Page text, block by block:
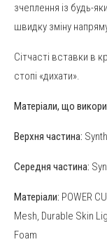
зчеплення із будь-
швидку зміну напряму
Сітчасті вставки в
стопі «дихати».
Матеріали, що
Верхня частина:
Середня частина:
Матеріали: POWER
Mesh, Durable Skin
Foam